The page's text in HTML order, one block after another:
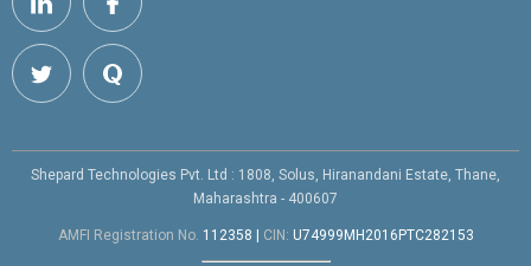
Shepard Technologies Pvt. Ltd : 1808, Solus, Hiranandani Estate, Thane,
Maharashtra - 400607
AMFI Registration No. 112358 | CIN: U74999MH2016PTC282153